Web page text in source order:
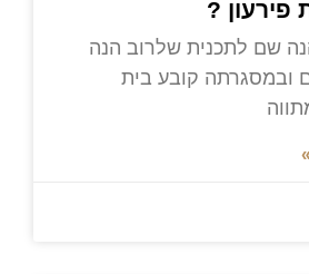
פירעון ?
שם לתכנית שלרוב הנה
ובמסגרתה קובע בית